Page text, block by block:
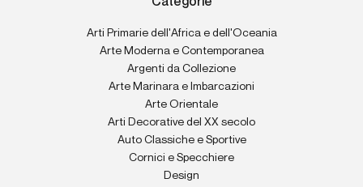
Categorie
Arti Primarie dell'Africa e dell'Oceania
Arte Moderna e Contemporanea
Argenti da Collezione
Arte Marinara e Imbarcazioni
Arte Orientale
Arti Decorative del XX secolo
Auto Classiche e Sportive
Cornici e Specchiere
Design